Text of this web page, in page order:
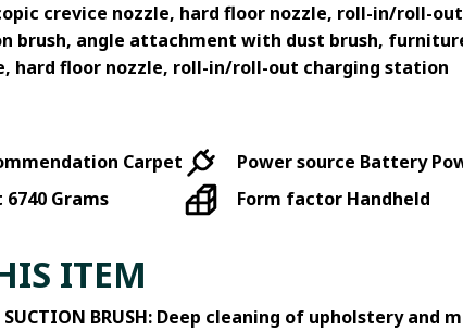
crevice nozzle, hard floor nozzle, roll-in/roll-
brush, angle attachment with dust brush,
hard floor nozzle, roll-in/roll-out charging station
Carpet Power source Battery
6740 Grams Form factorHandheld
ITEM
SUCTION BRUSH: Deep cleaning of upholstery